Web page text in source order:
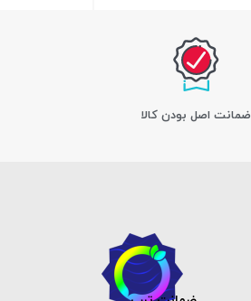
ﺿﻤﺎﻧﺖ اﺻﻞ ﺑﻮدن ﮐﺎﻟﺎ